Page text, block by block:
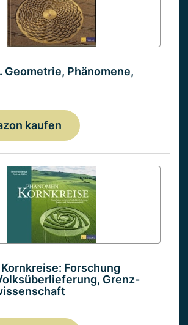
Geometrie, Phänomene,
kaufen
Forschung
Grenz-